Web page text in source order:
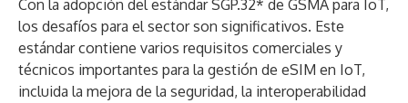
Con la adopción del estándar SGP.32* de GSMA para IoT,
los desafíos para el sector son significativos. Este
estándar contiene varios requisitos comerciales y
técnicos importantes para la gestión de eSIM en IoT,
incluida la mejora de la seguridad, la interoperabilidad